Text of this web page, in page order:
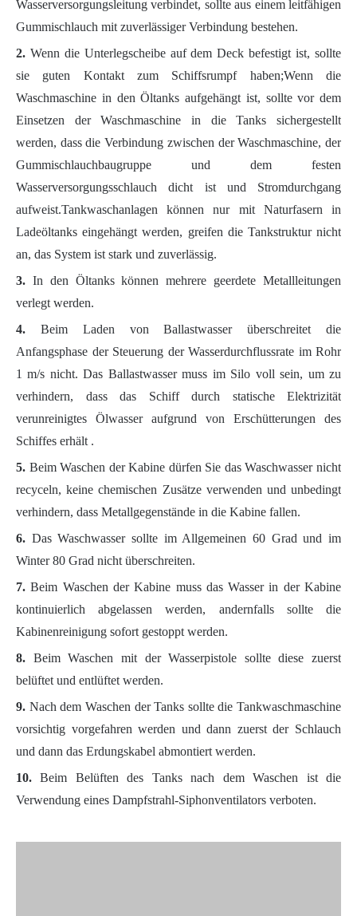
Wasserversorgungsleitung verbindet, sollte aus einem leitfähigen
Gummischlauch mit zuverlässiger Verbindung bestehen.
2. Wenn die Unterlegscheibe auf dem Deck befestigt ist, sollte
sie guten Kontakt zum Schiffsrumpf haben;Wenn die
Waschmaschine in den Öltanks aufgehängt ist, sollte vor dem
Einsetzen der Waschmaschine in die Tanks sichergestellt
werden, dass die Verbindung zwischen der Waschmaschine, der
Gummischlauchbaugruppe und dem festen
Wasserversorgungsschlauch dicht ist und Stromdurchgang
aufweist.Tankwaschanlagen können nur mit Naturfasern in
Ladeöltanks eingehängt werden, greifen die Tankstruktur nicht
an, das System ist stark und zuverlässig.
3. In den Öltanks können mehrere geerdete Metallleitungen
verlegt werden.
4. Beim Laden von Ballastwasser überschreitet die
Anfangsphase der Steuerung der Wasserdurchflussrate im Rohr
1 m/s nicht. Das Ballastwasser muss im Silo voll sein, um zu
verhindern, dass das Schiff durch statische Elektrizität
verunreinigtes Ölwasser aufgrund von Erschütterungen des
Schiffes erhält .
5. Beim Waschen der Kabine dürfen Sie das Waschwasser nicht
recyceln, keine chemischen Zusätze verwenden und unbedingt
verhindern, dass Metallgegenstände in die Kabine fallen.
6. Das Waschwasser sollte im Allgemeinen 60 Grad und im
Winter 80 Grad nicht überschreiten.
7. Beim Waschen der Kabine muss das Wasser in der Kabine
kontinuierlich abgelassen werden, andernfalls sollte die
Kabinenreinigung sofort gestoppt werden.
8. Beim Waschen mit der Wasserpistole sollte diese zuerst
belüftet und entlüftet werden.
9. Nach dem Waschen der Tanks sollte die Tankwaschmaschine
vorsichtig vorgefahren werden und dann zuerst der Schlauch
und dann das Erdungskabel abmontiert werden.
10. Beim Belüften des Tanks nach dem Waschen ist die
Verwendung eines Dampfstrahl-Siphonventilators verboten.